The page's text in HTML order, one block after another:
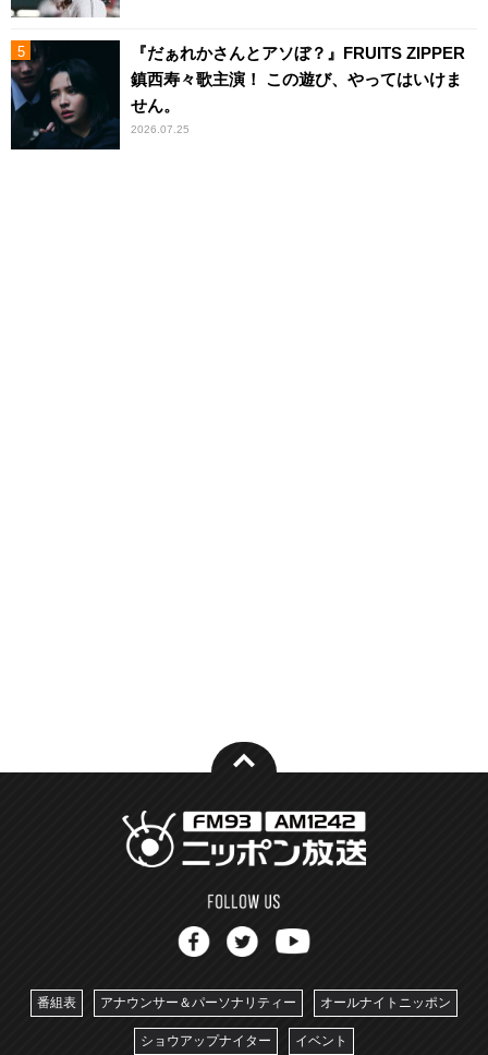
『だぁれかさんとアソぼ？』FRUITS ZIPPER
鎮西寿々歌主演！ この遊び、やってはいけま
せん。
2026.07.25
番組表 アナウンサー＆パーソナリティー オールナイトニッポン
ショウアップナイター イベント